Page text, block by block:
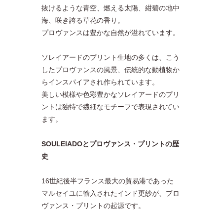
抜けるような青空、燃える太陽、紺碧の地中
海、咲き誇る草花の香り。
プロヴァンスは豊かな自然が溢れています。
ソレイアードのプリント生地の多くは、こう
したプロヴァンスの風景、伝統的な動植物か
らインスパイアされ作られています。
美しい模様や色彩豊かなソレイアードのプリ
ントは独特で繊細なモチーフで表現されてい
ます。
SOULEIADOとプロヴァンス・プリントの歴
史
16世紀後半フランス最大の貿易港であった
マルセイユに輸入されたインド更紗が、プロ
ヴァンス・プリントの起源です。